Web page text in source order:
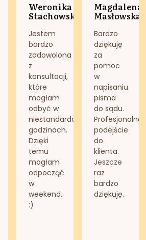
Weronika
Stachowska
Jestem
bardzo
zadowolona
z
konsultacji,
które
mogłam
odbyć w
niestandardowych
godzinach.
Dzięki
temu
mogłam
odpocząć
w
weekend.
:)
Magdalena
Masłowska
Bardzo
dziękuję
za
pomoc
w
napisaniu
pisma
do sądu.
Profesjonalne
podejście
do
klienta.
Jeszcze
raz
bardzo
dziękuję.